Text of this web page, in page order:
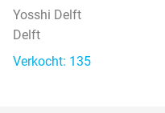
Yosshi Delft
Delft
Verkocht: 135